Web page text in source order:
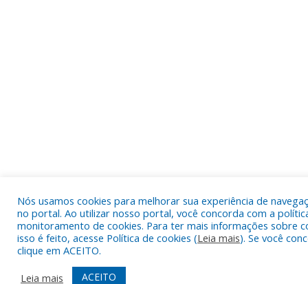
Nós usamos cookies para melhorar sua experiência de
no portal. Ao utilizar nosso portal, você concorda com a
monitoramento de cookies. Para ter mais informações sobre
isso é feito, acesse Política de cookies (Leia mais). Se você
clique em ACEITO.
Leia mais
ACEITO